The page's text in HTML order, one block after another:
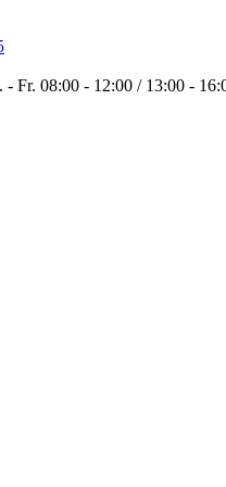
- Fr. 08:00 - 12:00 / 13:00 -